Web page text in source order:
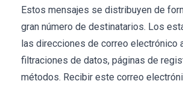
Estos mensajes se distribuyen de
gran número de destinatarios. Los
las direcciones de correo electrónico
filtraciones de datos, páginas de
métodos. Recibir este correo